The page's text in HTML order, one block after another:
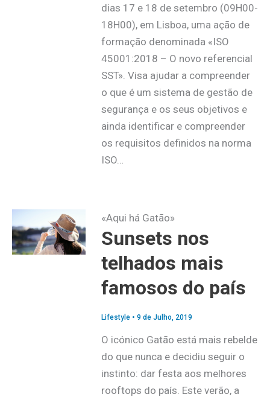
dias 17 e 18 de setembro (09H00-
18H00), em Lisboa, uma ação de
formação denominada «ISO
45001:2018 – O novo referencial
SST». Visa ajudar a compreender
o que é um sistema de gestão de
segurança e os seus objetivos e
ainda identificar e compreender
os requisitos definidos na norma
ISO…
«Aqui há Gatão»
Sunsets nos
telhados mais
famosos do país
Lifestyle• 9 de Julho, 2019
O icónico Gatão está mais rebelde
do que nunca e decidiu seguir o
instinto: dar festa aos melhores
rooftops do país. Este verão, a